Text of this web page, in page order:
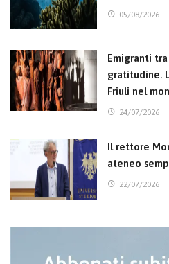
05/08/2026
Emigranti
gratitudine.
Friuli nel
24/07/2026
Il rettore
ateneo
22/07/2026